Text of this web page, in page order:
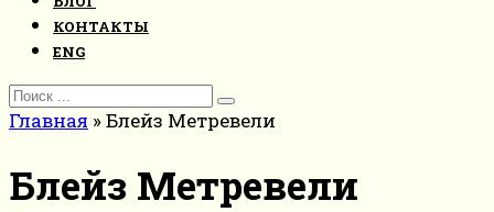
КОНТАКТЫ
ENG
Search
for:
Главная »Блейз Метревели
Блейз Метревели